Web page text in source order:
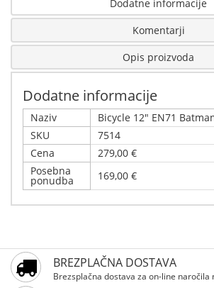
Dodatne informacije
Komentarji
Opis proizvoda
Dodatne informacije
Naziv
Bicycle 12" EN71
SKU
7514
Cena
279,00 €
Posebna
ponudba 169,00 €
Samo registrirani uporabniki lahko
Prosimo, registrirajte se
Bicycle 12" EN71 Batman
BREZPLAČNA DOSTAVA
Brezsplačna dostava za on-line naročila